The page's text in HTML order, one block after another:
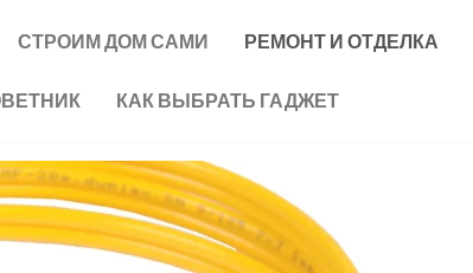
СТРОИМ ДОМ САМИ РЕМОНТ И ОТДЕЛКА
КАК ВЫБРАТЬ ГАДЖЕТ